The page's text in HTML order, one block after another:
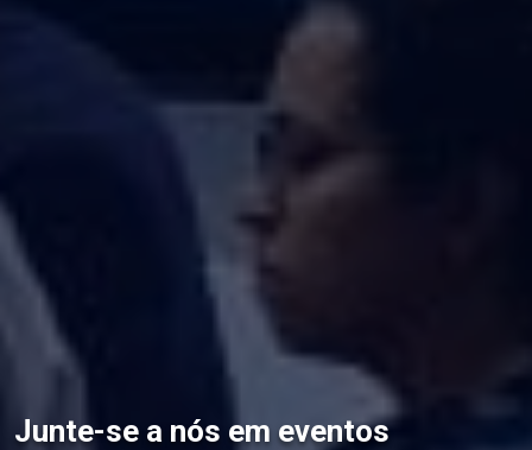
Junte-se a nós em eventos